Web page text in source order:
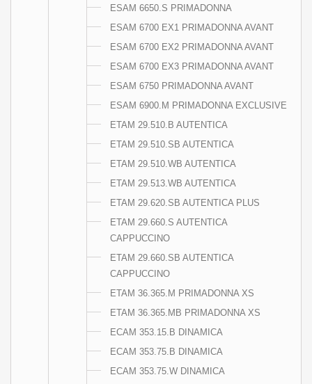
ESAM 6650.S PRIMADONNA
ESAM 6700 EX1 PRIMADONNA AVANT
ESAM 6700 EX2 PRIMADONNA AVANT
ESAM 6700 EX3 PRIMADONNA AVANT
ESAM 6750 PRIMADONNA AVANT
ESAM 6900.M PRIMADONNA EXCLUSIVE
ETAM 29.510.B AUTENTICA
ETAM 29.510.SB AUTENTICA
ETAM 29.510.WB AUTENTICA
ETAM 29.513.WB AUTENTICA
ETAM 29.620.SB AUTENTICA PLUS
ETAM 29.660.S AUTENTICA
CAPPUCCINO
ETAM 29.660.SB AUTENTICA
CAPPUCCINO
ETAM 36.365.M PRIMADONNA XS
ETAM 36.365.MB PRIMADONNA XS
ECAM 353.15.B DINAMICA
ECAM 353.75.B DINAMICA
ECAM 353.75.W DINAMICA